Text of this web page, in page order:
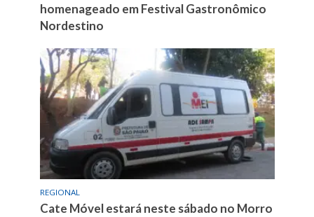
homenageado em Festival Gastronômico
Nordestino
REGIONAL
Cate Móvel estará neste sábado no Morro